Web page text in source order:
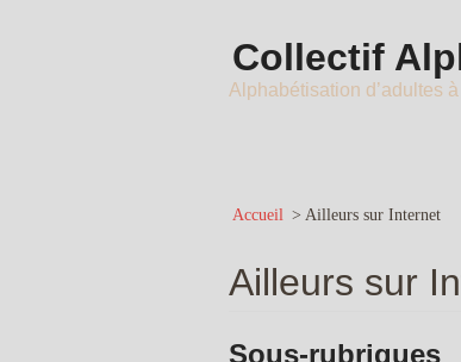
Collectif
Alphabétisation d’adultes
Accueil > Ailleurs sur Internet
Ailleurs sur
Sous-rubriques